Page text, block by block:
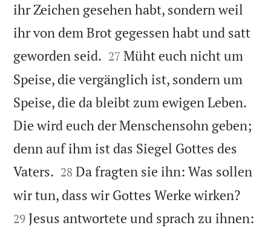
ihr Zeichen gesehen habt, sondern weil
ihr von dem Brot gegessen habt und satt
geworden seid. 

27 Müht euch nicht um
Speise, die vergänglich ist, sondern um
Speise, die da bleibt zum ewigen Leben.
Die wird euch der Menschensohn geben;
denn auf ihm ist das Siegel Gottes des
Vaters. 

28 Da fragten sie ihn: Was sollen
wir tun, dass wir Gottes Werke wirken?
29 Jesus antwortete und sprach zu ihnen: